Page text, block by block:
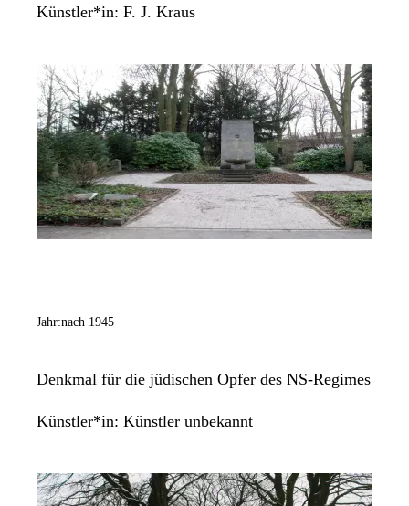
Künstler*in: F. J. Kraus
Jahr:nach 1945
Denkmal für die jüdischen Opfer des NS-Regimes
Künstler*in: Künstler unbekannt